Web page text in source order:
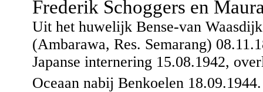
Frederik Schoggers en
Uit het huwelijk Bense-van
(Ambarawa, Res. Semarang)
Japanse internering 15.08.1942,
Oceaan nabij Benkoelen 18.09.1944.